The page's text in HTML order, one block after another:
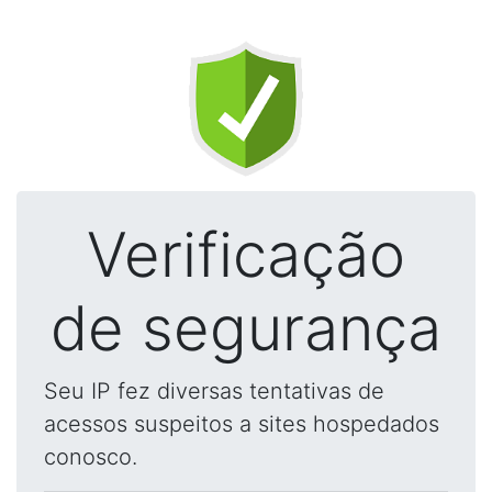
Verificação
de segurança
Seu IP fez diversas tentativas de
acessos suspeitos a sites hospedados
conosco.